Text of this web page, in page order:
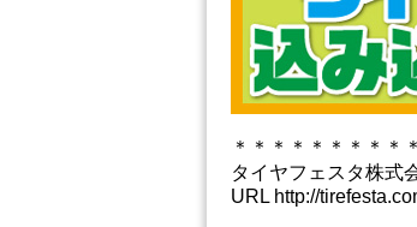
＊＊＊＊＊＊＊＊＊
タイヤフェスタ株式
URL http://